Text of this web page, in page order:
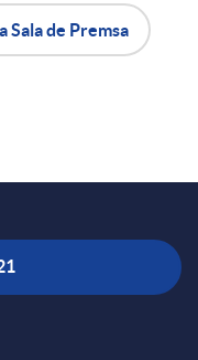
Sala de Premsa